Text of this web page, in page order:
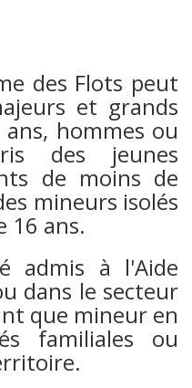
des Flots peut
et grands
hommes ou
des jeunes
de moins de
mineurs isolés
16 ans.
admis à l'Aide
dans le secteur
que mineur en
familiales ou